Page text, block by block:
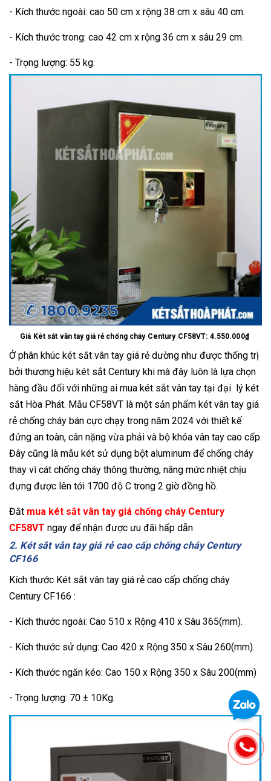
- Kích thước ngoài: cao 50 cm x rộng 38 cm x sâu 40 cm.
- Kích thước trong: cao 42 cm x rộng 36 cm x sâu 29 cm.
- Trọng lượng: 55 kg.
Giá Két sắt vân tay giá rẻ chống cháy Century CF58VT: 4.550.000₫
Ở phân khúc két sắt vân tay giá rẻ dường như được thống trị
bởi thương hiệu két sắt Century khi mà đây luôn là lựa chọn
hàng đầu đối với những ai mua két sắt vân tay tại đại lý két
sắt Hòa Phát. Mẫu CF58VT là một sản phẩm két vân tay giá
rẻ chống cháy bán cực chạy trong năm 2024 với thiết kế
đứng an toàn, cân nặng vừa phải và bộ khóa vân tay cao cấp.
Đây cũng là mẫu két sử dụng bột aluminum để chống cháy
thay vì cát chống cháy thông thường, nâng mức nhiệt chịu
đựng được lên tới 1700 độ C trong 2 giờ đồng hồ.
Đăt mua két sắt vân tay giá chống cháy Century
CF58VT ngay để nhận được ưu đãi hấp dẫn
2. Két sắt vân tay giá rẻ cao cấp chống cháy Century
CF166
Kích thước Két sắt vân tay giá rẻ cao cấp chống cháy
Century CF166 :
- Kích thước ngoài: Cao 510 x Rộng 410 x Sâu 365(mm).
- Kích thước sử dụng: Cao 420 x Rộng 350 x Sâu 260(mm).
- Kích thước ngăn kéo: Cao 150 x Rộng 350 x Sâu 200(mm)
- Trọng lượng: 70 ± 10Kg.